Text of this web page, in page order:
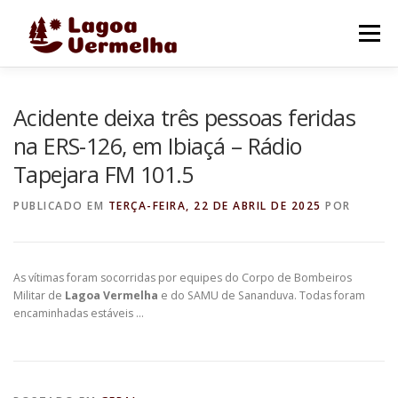
Menu
FALE CONOSCO
Acidente deixa três pessoas feridas
na ERS-126, em Ibiaçá – Rádio
Tapejara FM 101.5
PUBLICADO EM TERÇA-FEIRA, 22 DE ABRIL DE 2025 POR
As vítimas foram socorridas por equipes do Corpo de Bombeiros
Militar de Lagoa Vermelha e do SAMU de Sananduva. Todas foram
encaminhadas estáveis …